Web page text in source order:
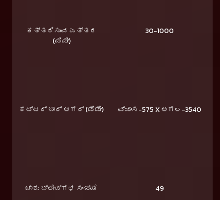
ಕತ್ತರಿಸುವ ಎತ್ತರ
(ಮಿಮೀ)
30-1000
ಕಟ್ಟರ್ ಬಾರ್ ಆಗರ್ (ಮಿಮೀ) ವ್ಯಾಸ-575 X ಅಗಲ-3540
ಚಾಕು ಬ್ಲೇಡ್ಗಳ ಸಂಖ್ಯೆ 49